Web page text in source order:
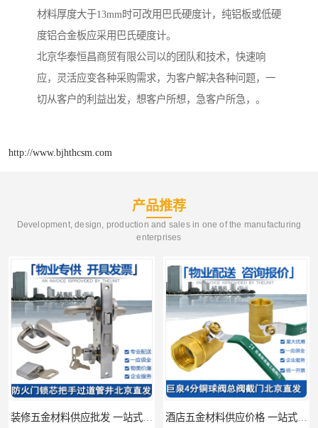
材料厚度大于13mm时可改用巴氏硬度计，纯铝板或低硬
度铝合金板应采用巴氏硬度计。
北京华泰恒昌商贸有限公司以的团队和技术，快速响
应，灵活应变各种采购需求，为客户解决各种问题，一
切从客户的利益出发，想客户所想，急客户所急，。
http://www.bjhthcsm.com
产品推荐
Development, design, production and sales in one of the manufacturing
enterprises
装修五金材料供应批发 一站式供应 酒店五金材料供应价格 一站式配送